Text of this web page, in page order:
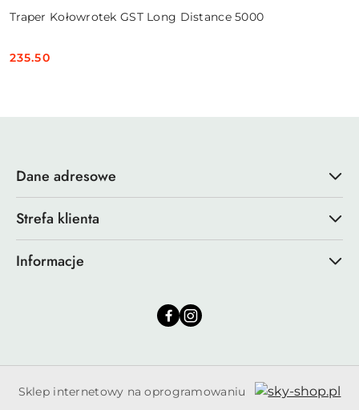
Traper Kołowrotek GST Long Distance 5000
Cena:
235.50
Dane adresowe
Strefa klienta
Informacje
Sklep internetowy na oprogramowaniu